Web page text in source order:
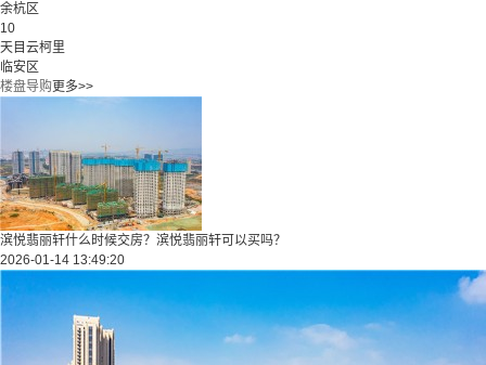
余杭区
10
天目云柯里
临安区
楼盘导购更多>>
滨悦翡丽轩什么时候交房？滨悦翡丽轩可以买吗？
2026-01-14 13:49:20